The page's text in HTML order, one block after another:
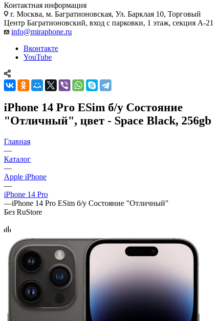
Контактная информация
г. Москва, м. Багратионовская, Ул. Барклая 10, Торговый
Центр Багратионовский, вход с парковки, 1 этаж, секция А-21
info@miraphone.ru
Вконтакте
YouTube
iPhone 14 Pro ESim б/у Состояние
"Отличный", цвет - Space Black, 256gb
Главная
—
Каталог
—
Apple iPhone
—
iPhone 14 Pro
—iPhone 14 Pro ESim б/у Состояние "Отличный"
Без RuStore